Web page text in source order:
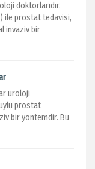
doktorlarıdır.
ile prostat tedavisi,
invaziv bir
üroloji
prostat
bir yöntemdir. Bu